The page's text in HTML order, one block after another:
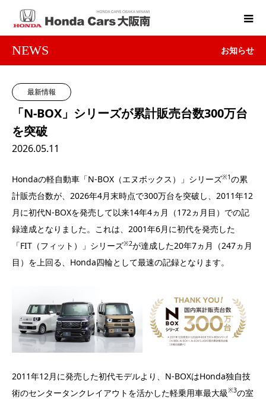
NEWS お知らせ
最新情報
「N-BOX」シリーズが累計販売台数300万台
を突破
2026.05.11
Hondaの軽自動車「N-BOX（エヌボックス）」シリーズ※1の累
計販売台数が、2026年4月末時点で300万台を突破し、2011年12
月に初代N-BOXを発売して以来14年4ヵ月（172ヵ月目）での記
録達成となりました。これは、2001年6月に初代を発売した
「FIT（フィット）」シリーズ※2が達成した20年7ヵ月（247ヵ月
目）を上回る、Honda四輪として最速の記録となります。
2011年12月に発売した初代モデルより、N-BOXはHonda独自技
術のセンタータンクレイアウトを活かした軽乗用車最大級※3の室